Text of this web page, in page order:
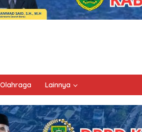
Olahraga Lainnya